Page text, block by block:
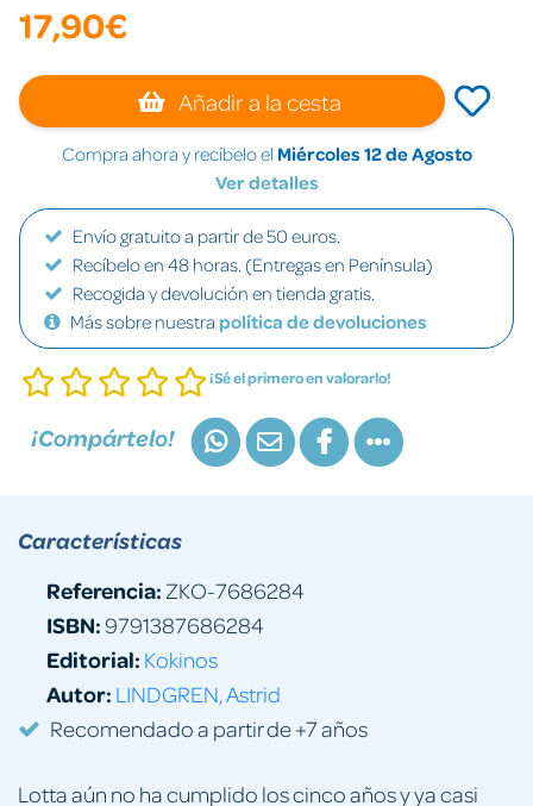
17,90€
Añadir a la cesta
Compra ahora y recíbelo el Miércoles 12 de Agosto
Ver detalles
Envío gratuito a partir de 50 euros.
Recíbelo en 48 horas. (Entregas en Península)
Recogida y devolución en tienda gratis.
Más sobre nuestra política de devoluciones
¡Sé el primero en valorarlo!
¡Compártelo!
Lotta aún no ha cumplido los cinco años y ya casi
Características
Referencia: ZKO-7686284
ISBN:9791387686284
Editorial: Kokinos
Autor: LINDGREN, Astrid
Recomendado a partir de +7 años